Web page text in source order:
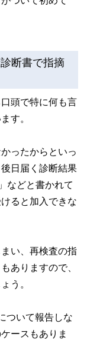
断書で指摘
頭で特に何も言
す。
ったからといっ
日届く診断結果
などと書かれて
ると加入できな
い、再検査の指
ありますので、
う。
ついて報告しな
ースもありま